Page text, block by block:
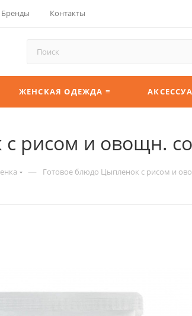
Бренды Контакты
ЖЕНСКАЯ ОДЕЖДА ≡
рисом и овощн.
— Готовое блюдо Цыпленок с рисом и